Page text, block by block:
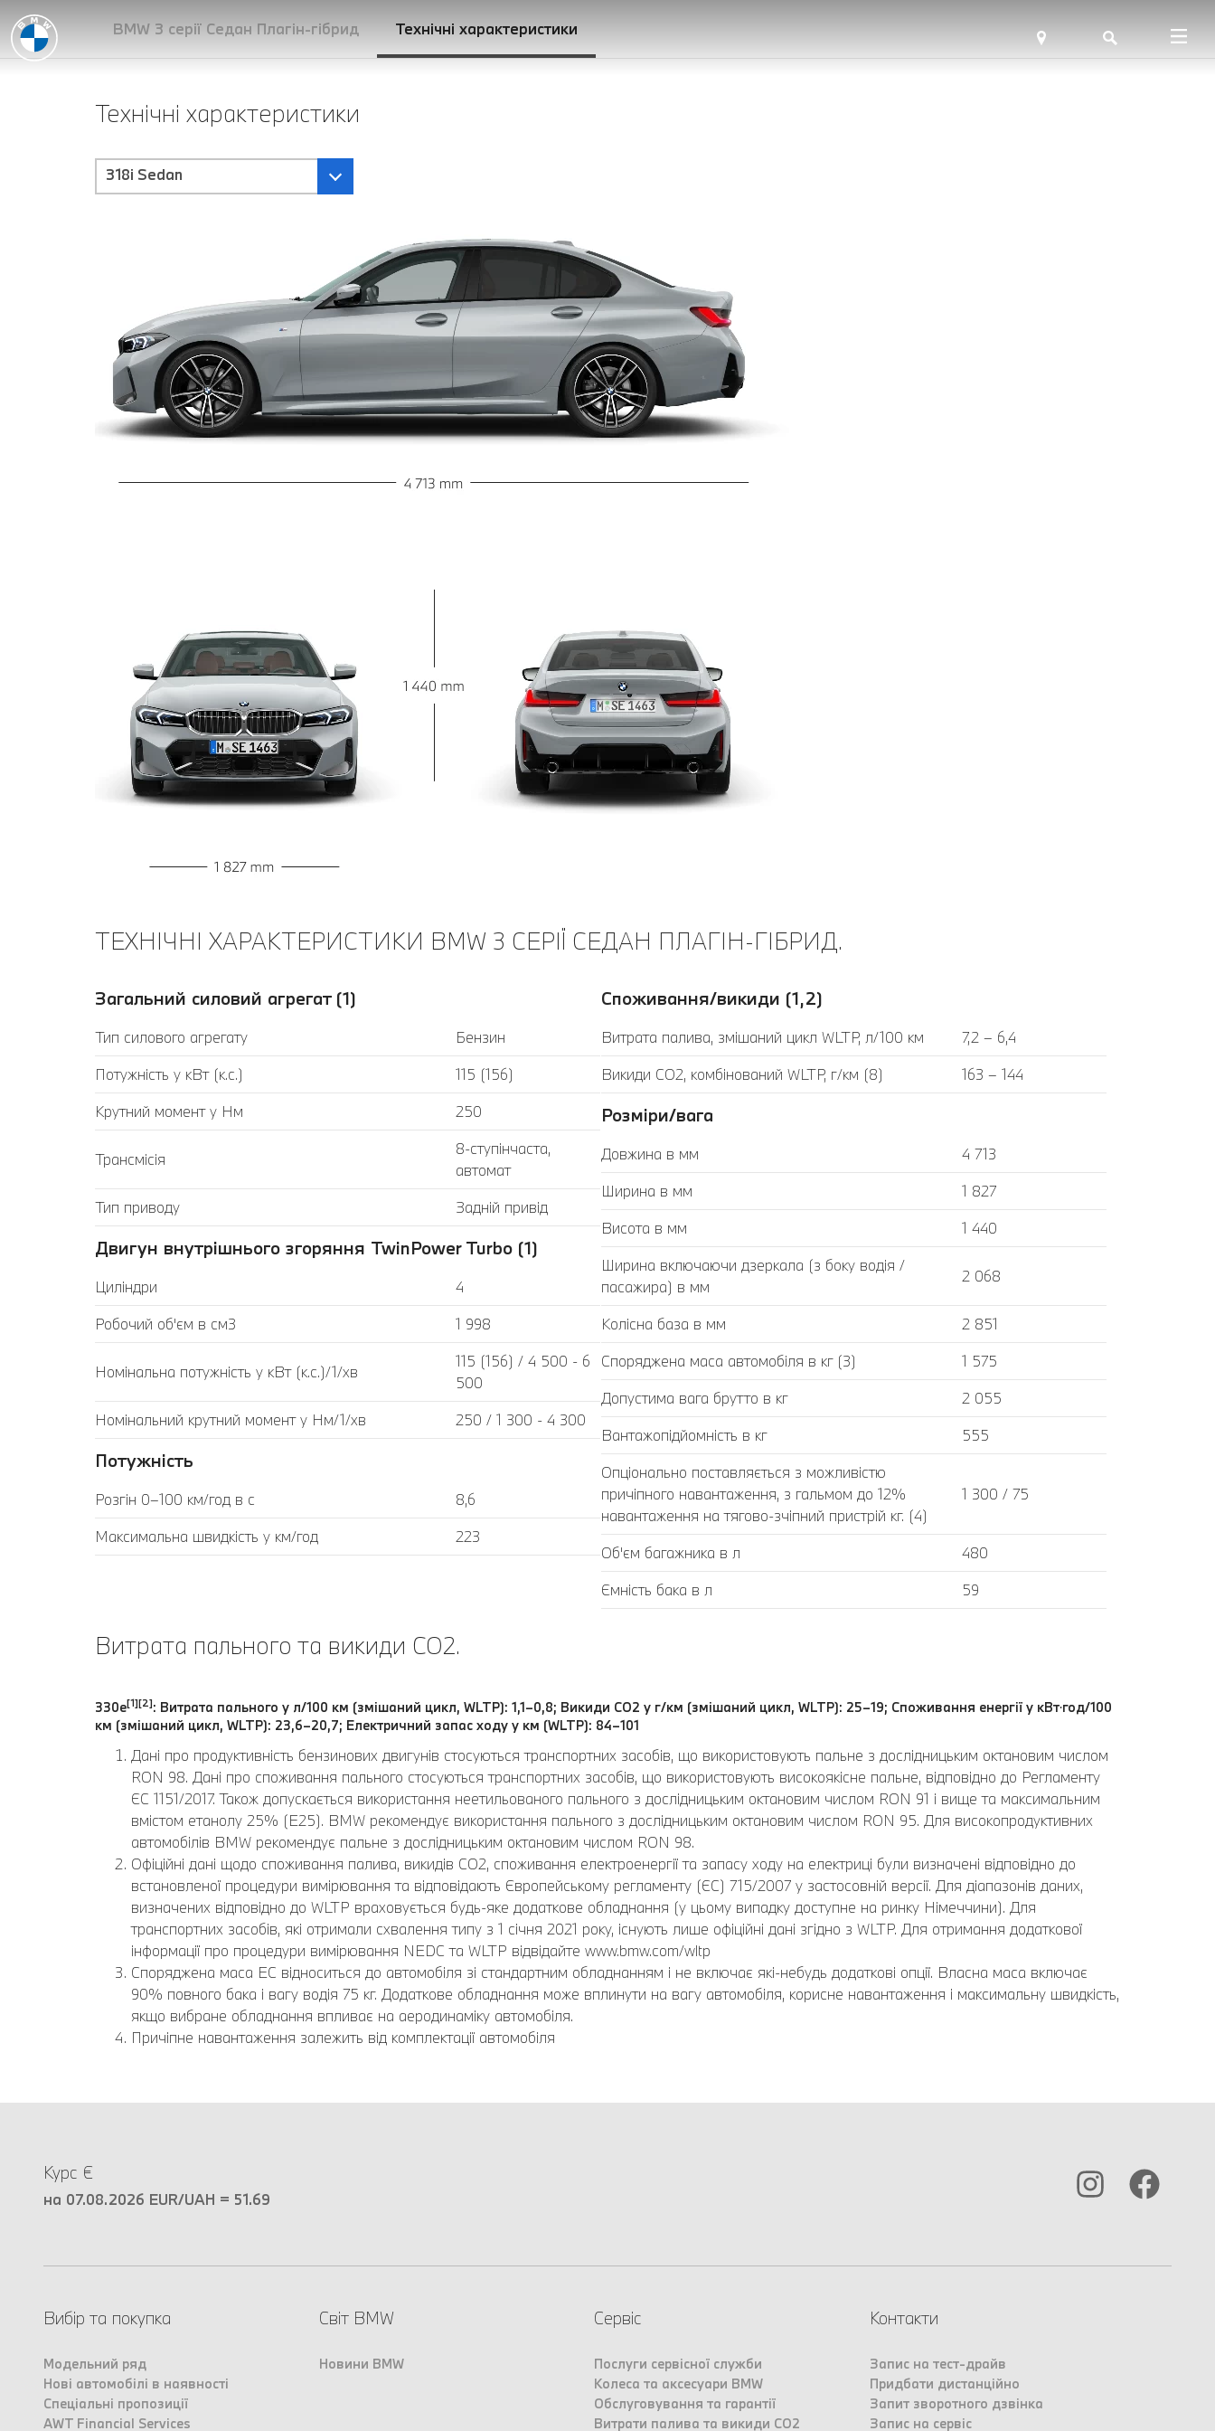
BMW 3 серії Седан Плагін-гібрид Технічні характеристики
Технічні характеристики
318i Sedan
ТЕХНІЧНІ ХАРАКТЕРИСТИКИ BMW 3 СЕРІЇ СЕДАН ПЛАГІН-ГІБРИД.
Загальний силовий агрегат (1)
Тип силового агрегату
Бензин
Потужність у кВт (к.с.)
115 (156)
Крутний момент у Нм
250
Трансмісія
8-ступінчаста,
автомат
Тип приводу
Задній привід
Двигун внутрішнього згоряння TwinPower Turbo (1)
Циліндри
4
Робочий об'єм в см3
1 998
Номінальна потужність у кВт (к.с.)/1/хв
115 (156) / 4 500 - 6
500
Номінальний крутний момент у Нм/1/хв
250 / 1 300 - 4 300
Потужність
Розгін 0–100 км/год в с
8,6
Максимальна швидкість у км/год
223
Споживання/викиди (1,2)
Витрата палива, змішаний цикл WLTP, л/100 км
7,2 – 6,4
Викиди CO2, комбінований WLTP, г/км (8)
163 – 144
Розміри/вага
Довжина в мм
4 713
Ширина в мм
1 827
Висота в мм
1 440
Ширина включаючи дзеркала (з боку водія /
пасажира) в мм
2 068
Колісна база в мм
2 851
Споряджена маса автомобіля в кг (3)
1 575
Допустима вага брутто в кг
2 055
Вантажопідйомність в кг
555
Опціонально поставляється з можливістю
причіпного навантаження, з гальмом до 12%
навантаження на тягово-зчіпний пристрій кг. (4)
1 300 / 75
Об'єм багажника в л
480
Ємність бака в л
59
Витрата пального та викиди CO2.
330e[1][2]: Витрата пального у л/100 км (змішаний цикл, WLTP): 1,1–0,8; Викиди CO2 у г/км (змішаний цикл, WLTP): 25–19; Споживання енергії у кВт⋅год/100
км (змішаний цикл, WLTP): 23,6–20,7; Електричний запас ходу у км (WLTP): 84–101
Дані про продуктивність бензинових двигунів стосуються транспортних засобів, що використовують пальне з дослідницьким октановим числом
RON 98. Дані про споживання пального стосуються транспортних засобів, що використовують високоякісне пальне, відповідно до Регламенту
ЄС 1151/2017. Також допускається використання неетильованого пального з дослідницьким октановим числом RON 91 і вище та максимальним
вмістом етанолу 25% (E25). BMW рекомендує використання пального з дослідницьким октановим числом RON 95. Для високопродуктивних
автомобілів BMW рекомендує пальне з дослідницьким октановим числом RON 98.
Офіційні дані щодо споживання палива, викидів CO2, споживання електроенергії та запасу ходу на електриці були визначені відповідно до
встановленої процедури вимірювання та відповідають Європейському регламенту (ЄС) 715/2007 у застосовній версії. Для діапазонів даних,
визначених відповідно до WLTP враховується будь-яке додаткове обладнання (у цьому випадку доступне на ринку Німеччини). Для
транспортних засобів, які отримали схвалення типу з 1 січня 2021 року, існують лише офіційні дані згідно з WLTP. Для отримання додаткової
інформації про процедури вимірювання NEDC та WLTP відвідайте www.bmw.com/wltp
Споряджена маса EC відноситься до автомобіля зі стандартним обладнанням і не включає які-небудь додаткові опції. Власна маса включає
90% повного бака і вагу водія 75 кг. Додаткове обладнання може вплинути на вагу автомобіля, корисне навантаження і максимальну швидкість,
якщо вибране обладнання впливає на аеродинаміку автомобіля.
Причіпне навантаження залежить від комплектації автомобіля
Курс €
на 07.08.2026 EUR/UAH = 51.69
Вибір та покупка
Модельний ряд
Нові автомобілі в наявності
Спеціальні пропозиції
AWT Financial Services
Світ BMW
Новини BMW
Сервіс
Послуги сервісної служби
Колеса та аксесуари BMW
Обслуговування та гарантії
Витрати палива та викиди CO2
Контакти
Запис на тест-драйв
Придбати дистанційно
Запит зворотного дзвінка
Запис на сервіс